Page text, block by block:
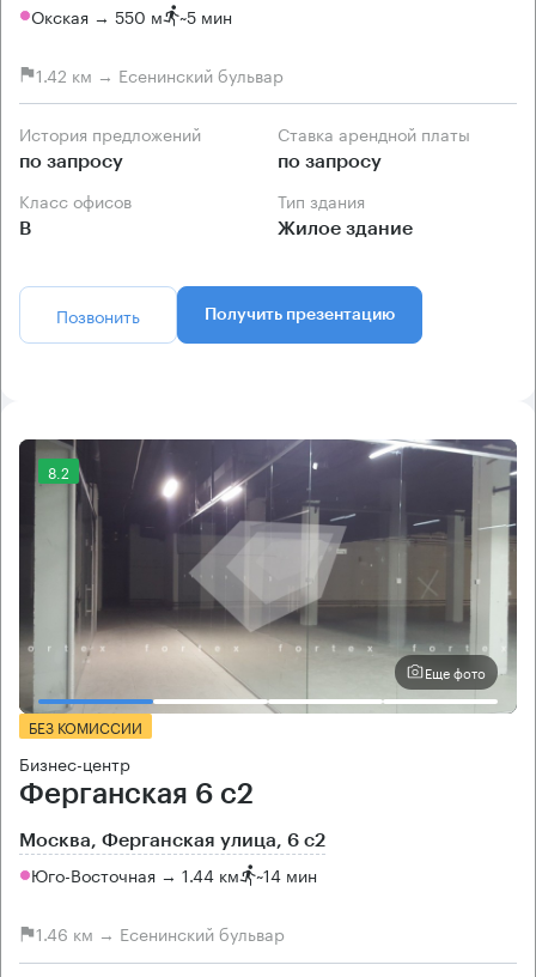
Окская → 550 м ~5 мин
1.42 км → Есенинский бульвар
История предложений
по запросу
Ставка арендной платы
по запросу
Класс офисов
B
Тип здания
Жилое здание
Позвонить Получить презентацию
8.2
Еще фото
БЕЗ КОМИССИИ
Бизнес-центр
Ферганская 6 с2
Москва, Ферганская улица, 6 с2
Юго-Восточная → 1.44 км ~14 мин
1.46 км → Есенинский бульвар